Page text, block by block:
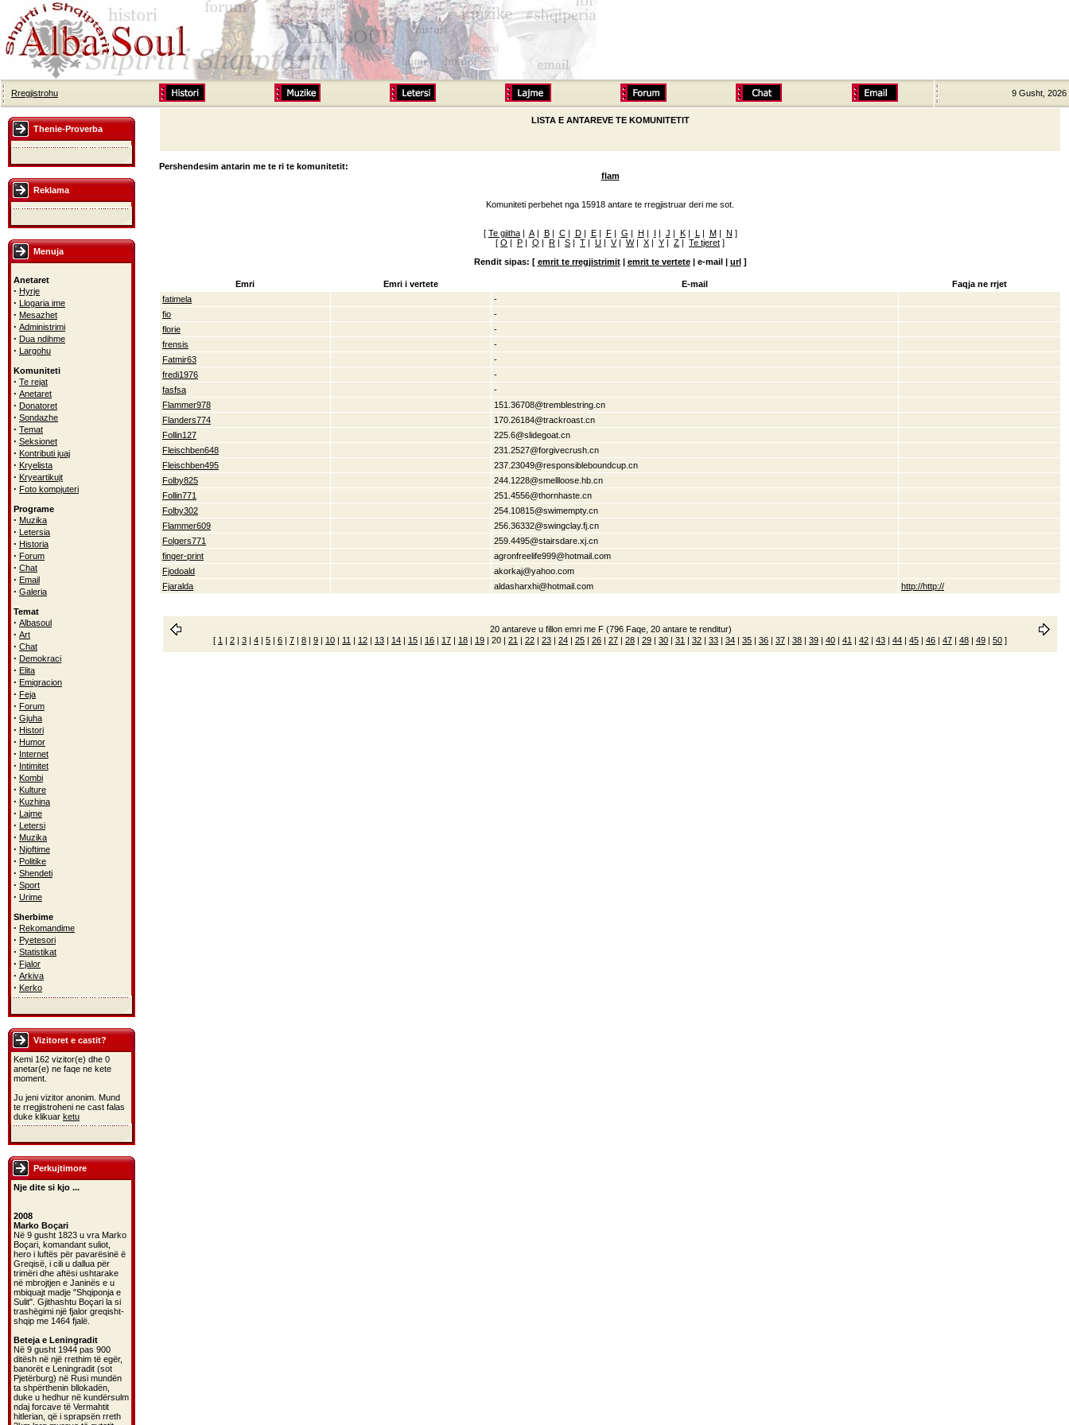
Rregjistrohu 9 Gusht, 2026
Thenie-Proverba
Reklama
Menuja
Anetaret
· Hyrje
· Llogaria ime
· Mesazhet
· Administrimi
· Dua ndihme
· Largohu
Komuniteti
· Te rejat
· Anetaret
· Donatoret
· Sondazhe
· Temat
· Seksionet
· Kontributi juaj
· Kryelista
· Kryeartikujt
· Foto kompjuteri
Programe
· Muzika
· Letersia
· Historia
· Forum
· Chat
· Email
· Galeria
Temat
· Albasoul
· Art
· Chat
· Demokraci
· Elita
· Emigracion
· Feja
· Forum
· Gjuha
· Histori
· Humor
· Internet
· Intimitet
· Kombi
· Kulture
· Kuzhina
· Lajme
· Letersi
· Muzika
· Njoftime
· Politike
· Shendeti
· Sport
· Urime
Sherbime
· Rekomandime
· Pyetesori
· Statistikat
· Fjalor
· Arkiva
· Kerko
Vizitoret e castit?
Kemi 162 vizitor(e) dhe 0
anetar(e) ne faqe ne kete
moment.
Ju jeni vizitor anonim. Mund
te rregjistroheni ne cast falas
duke klikuar ketu
Perkujtimore
Nje dite si kjo ...
2008
Marko Boçari
Në 9 gusht 1823 u vra Marko
Boçari, komandant suliot,
hero i luftës për pavarësinë ë
Greqisë, i cili u dallua për
trimëri dhe aftësi ushtarake
në mbrojtjen e Janinës e u
mbiquajt madje "Shqiponja e
Sulit". Gjithashtu Boçari la si
trashëgimi një fjalor greqisht-
shqip me 1464 fjalë.
Beteja e Leningradit
Në 9 gusht 1944 pas 900
ditësh në një rrethim të egër,
banorët e Leningradit (sot
Pjetërburg) në Rusi mundën
ta shpërthenin bllokadën,
duke u hedhur në kundërsulm
ndaj forcave të Vermahtit
hitlerian, që i sprapsën rreth
LISTA E ANTAREVE TE KOMUNITETIT
Pershendesim antarin me te ri te komunitetit:
flam
Komuniteti perbehet nga 15918 antare te rregjistruar deri me sot.
[ Te gjitha| A| B| C| D| E| F| G | H | I | J | K| L | M| N ]
[ O | P | Q | R | S | T | U | V| W| X | Y | Z | Te tjeret ]
Rendit sipas: [ emrit te rregjistrimit| emrit te vertete| e-mail | url ]
Emri Emri i vertete E-mail
Faqja ne rrjet
fatimela
-
fio
-
florie
-
frensis
-
Fatmir63
-
fredi1976
-
fasfsa
-
Flammer978
151.36708@tremblestring.cn
Flanders774
170.26184@trackroast.cn
Follin127
225.6@slidegoat.cn
Fleischben648
231.2527@forgivecrush.cn
Fleischben495
237.23049@responsibleboundcup.cn
Folby825
244.1228@smellloose.hb.cn
Follin771
251.4556@thornhaste.cn
Folby302
254.10815@swimempty.cn
Flammer609
256.36332@swingclay.fj.cn
Folgers771
259.4495@stairsdare.xj.cn
finger-print
agronfreelife999@hotmail.com
Fjodoald
akorkaj@yahoo.com
Fjaralda
aldasharxhi@hotmail.com http://http://
20 antareve u fillon emri me F (796 Faqe, 20 antare te renditur)
[ 1 | 2 | 3 | 4 | 5 | 6 | 7 | 8 | 9 | 10 | 11 | 12 | 13 | 14 | 15 | 16 | 17 | 18 | 19 | 20 | 21 | 22 | 23 | 24 | 25 | 26 | 27 | 28 | 29 | 30 | 31 | 32 | 33 | 34 | 35 | 36 | 37 | 38 | 39 | 40 | 41 | 42 | 43 | 44 | 45 | 46 | 47 | 48 | 49 | 50 ]